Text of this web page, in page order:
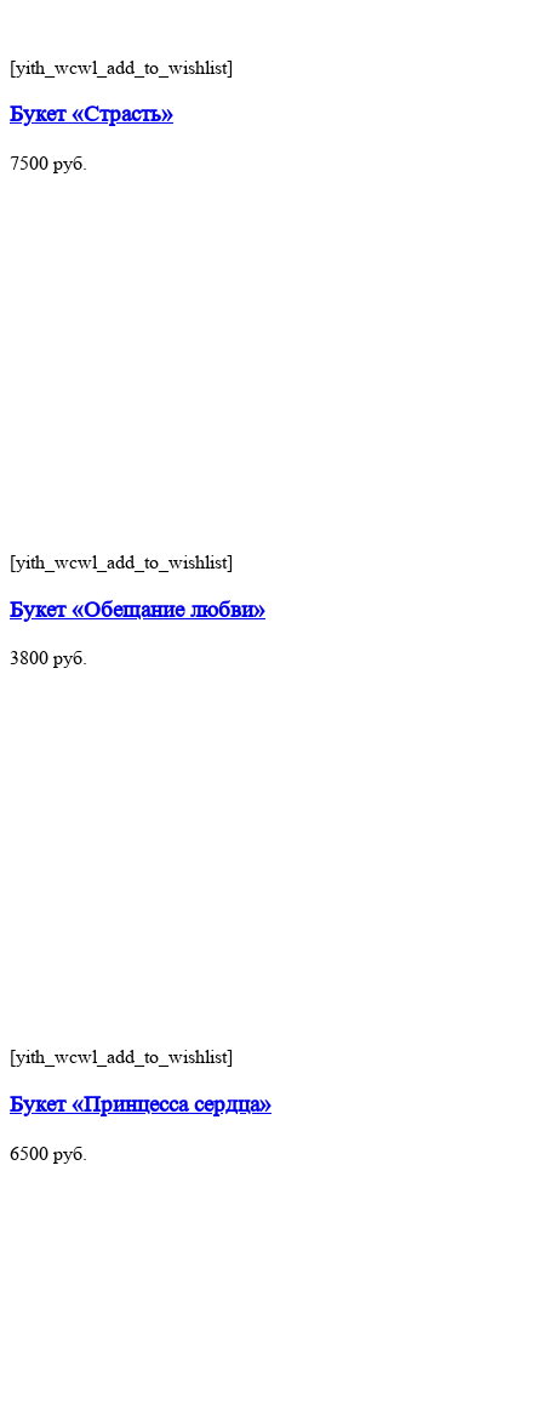
[yith_wcwl_add_to_wishlist]
Букет «Страсть»
7500 руб.
[yith_wcwl_add_to_wishlist]
Букет «Обещание любви»
3800 руб.
[yith_wcwl_add_to_wishlist]
Букет «Принцесса сердца»
6500 руб.